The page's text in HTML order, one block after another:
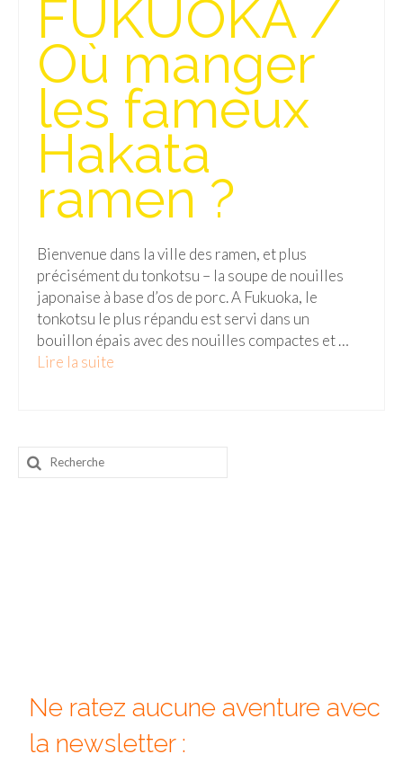
Isla del Sol
Lac Titicaca
Salar d’Uyuni
Sucre
Chili
Paraguay
Pérou
Lac Titicaca
Machu Picchu
ASIE
Guilin & Yangshuo
FUKUOKA /
Où manger
les fameux
Hakata
ramen ?
Bienvenue dans la ville des ramen, et plus
précisément du tonkotsu – la soupe de nouilles
japonaise à base d’os de porc. A Fukuoka, le
tonkotsu le plus répandu est servi dans un
bouillon épais avec des nouilles compactes et …
Lire la suite­­
Rechercher
:
Ne ratez aucune aventure avec
la newsletter :